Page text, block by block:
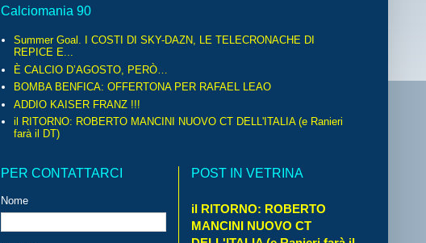
Calciomania 90
Summer Goal. I COSTI DI SKY-DAZN, LE TELECRONACHE DI
REPICE E...
È CALCIO D’AGOSTO, PERÒ…
BOMBA BENFICA: OFFERTONA PER RAFAEL LEAO
ADDIO KAISER FRANZ !!!
il RITORNO: ROBERTO MANCINI NUOVO CT DELL'ITALIA (e Ranieri
farà il DT)
PER CONTATTARCI
Nome
POST IN VETRINA
il RITORNO: ROBERTO
MANCINI NUOVO CT